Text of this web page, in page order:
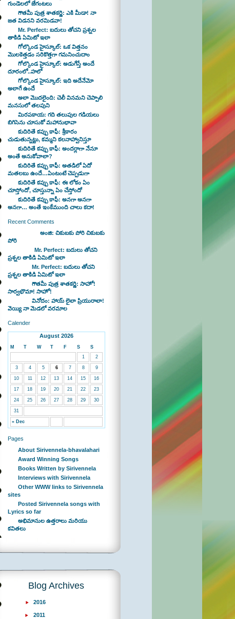
గుండెలలో జేగంటలు
గౌతమీ పుత్ర శాతకర్ణి: ఎకి మీడా! నా
జత విడనని వరమిడవా!
Mr. Perfect: బదులు తోచని ప్రశ్నల
తాకిడి ఏమిటో ఇలా
గోల్కొండ హైస్కూల్: ఒక విత్తనం
మొలకెత్తడం సరికొత్తగా గమనించుదాం
గోల్కొండ హైస్కూల్: అడుగేస్తే అందే
దూరంలో..హలో
గోల్కొండ హైస్కూల్: ఇది అదేనేమో
అలాగే ఉందే
అలా మొదలైంది: చెలీ వినమని చెప్పాలి
మనసులో తలపుని
మిరపకాయ: గది తలుపుల గడియలు
బిగిసెను చూసుకో మహానుభావా
కుదిరితే కప్పు కాఫీ: శ్రీకారం
చుడుతున్నట్టు, కమ్మని కలనాహ్వానిస్తూ
కుదిరితే కప్పు కాఫీ: అందర్లాగా నేనూ
అంతే అనుకోవాలా?
కుదిరితే కప్పు కాఫీ: అతడిలో ఏదో
మతలబు ఉందే…ఏంటంటే చెప్పడుగా
కుదిరితే కప్పు కాఫీ: ఈ లోకం ఏం
చూస్తోందో, చూస్తున్నా ఏం చేస్తోందో
కుదిరితే కప్పు కాఫీ: అనగా అనగా
అనగా… అంతే ఇంకేముంది చాలు కదా!
Recent Comments
అంజి: చికుబకు పోరి చికుబకు
పోరి
Mr. Perfect: బదులు తోచని
ప్రశ్నల తాకిడి ఏమిటో ఇలా
Mr. Perfect: బదులు తోచని
ప్రశ్నల తాకిడి ఏమిటో ఇలా
గౌతమీ పుత్ర శాతకర్ణి: సాహో!
సార్వభౌమా! సాహో!
వినోదం: హాయ్ లైలా ప్రియురాలా!
వెయ్యి నా మెడలో వరమాల
Calender
August 2026
M T W T F S S
« Dec
1 2
3 4 5 6 7 8 9
10 11 12 13 14 15 16
17 18 19 20 21 22 23
24 25 26 27 28 29 30
31
Pages
About Sirivennela-bhavalahari
Award Winning Songs
Books Written by Sirivennela
Interviews with Sirivennela
Other WWW links to Sirivennela
sites
Posted Sirivennela songs with
Lyrics so far
అభిమానుల ఉత్తరాలు మరియు
కవితలు
Blog Archives
2016
2011